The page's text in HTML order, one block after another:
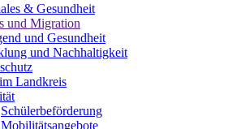
& Gesundheit
und Migration
und Gesundheit
und Nachhaltigkeit
Landkreis
Schülerbeförderung
Mobilitätsangebote